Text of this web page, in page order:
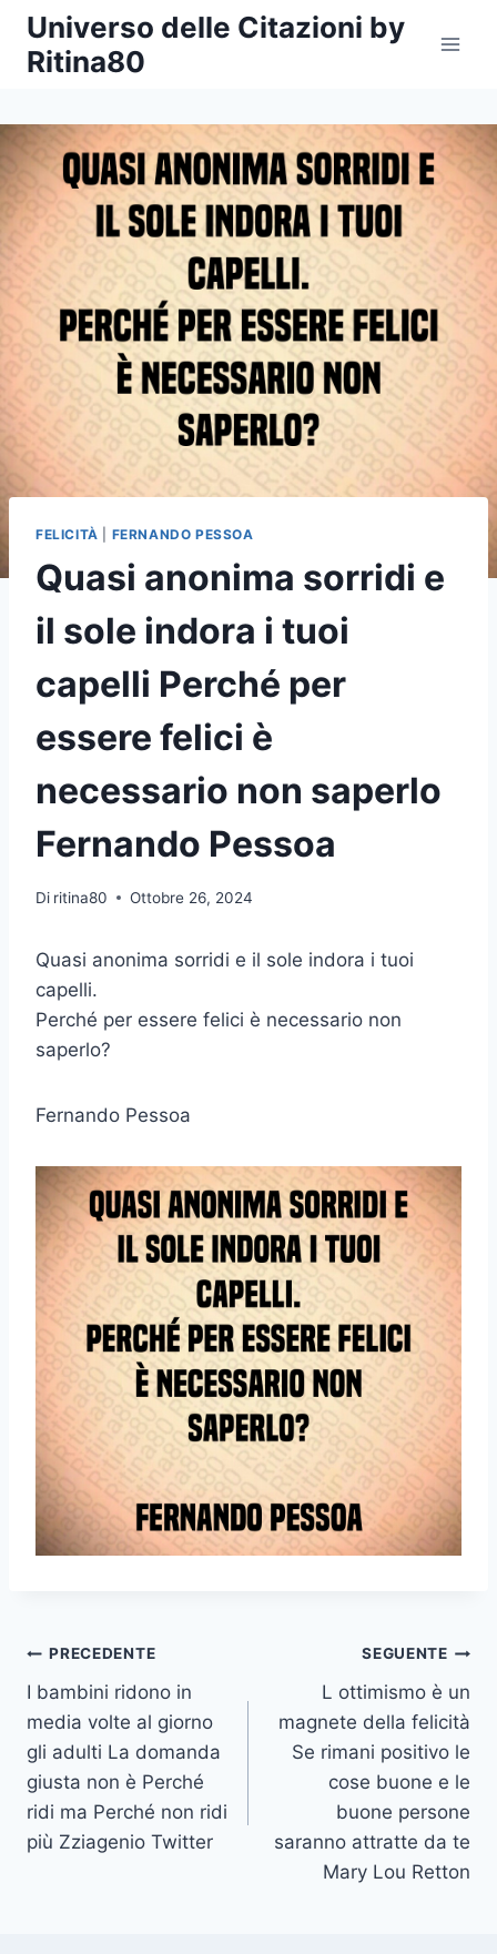
Salta
contenuto
Universo delle Citazioni by
Ritina80
FELICITÀ FERNANDO PESSOA
Quasi anonima sorridi e
il sole indora i tuoi
capelli Perché per
essere felici è
necessario non saperlo
Fernando Pessoa
Di ritina80 Ottobre 26, 2024
Quasi anonima sorridi e il sole indora i tuoi
capelli.
Perché per essere felici è necessario non
saperlo?
Fernando Pessoa
Navigazione
articoli
PRECEDENTE
I bambini ridono in
media volte al giorno
gli adulti La domanda
giusta non è Perché
ridi ma Perché non ridi
più Zziagenio Twitter
SEGUENTE
L ottimismo è un
magnete della felicità
Se rimani positivo le
cose buone e le
buone persone
saranno attratte da te
Mary Lou Retton